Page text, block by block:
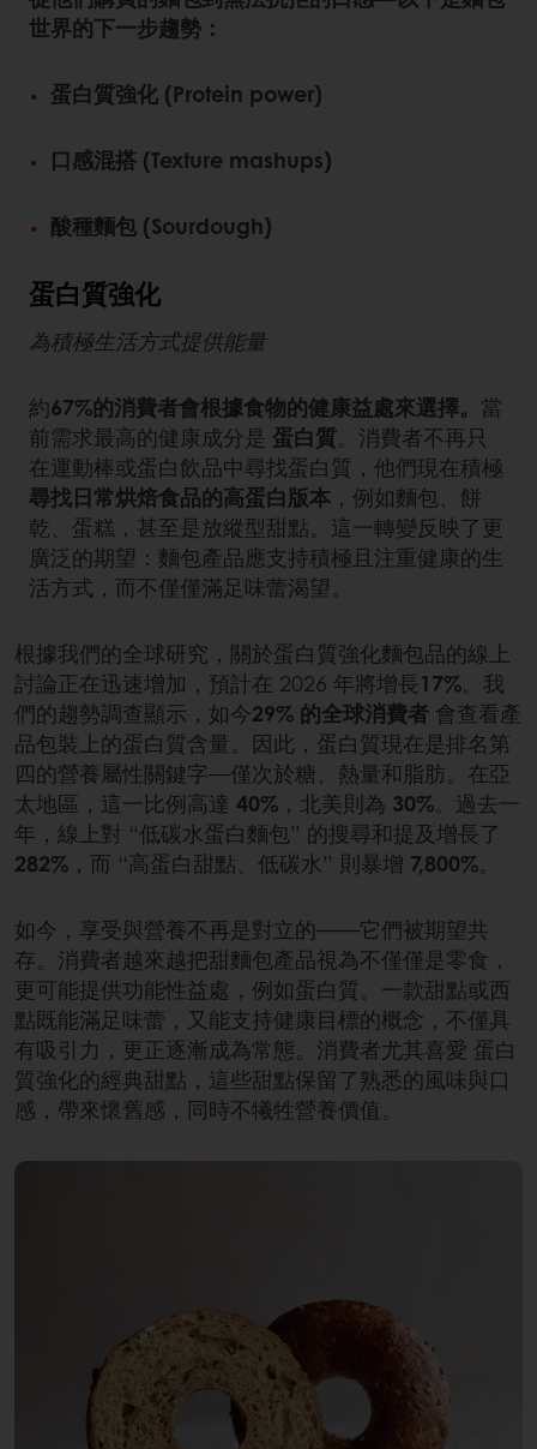
世界的下一步趨勢：
蛋白質強化 (Protein power)
口感混搭 (Texture mashups)
酸種麵包 (Sourdough)
蛋白質強化
為積極生活方式提供能量
約67%的消費者會根據食物的健康益處來選擇。 當
前需求最高的健康成分是 蛋白質。消費者不再只
在運動棒或蛋白飲品中尋找蛋白質，他們現在積極
尋找日常烘焙食品的高蛋白版本 ，例如麵包、餅
乾、蛋糕，甚至是放縱型甜點。這一轉變反映了更
廣泛的期望：麵包產品應支持積極且注重健康的生
活方式，而不僅僅滿足味蕾渴望。
根據我們的全球研究，關於蛋白質強化麵包品的線上
討論正在迅速增加，預計在 2026 年將增長17%。我
們的趨勢調查顯示，如今29% 的全球消費者 會查看產
品包裝上的蛋白質含量。因此，蛋白質現在是排名第
四的營養屬性關鍵字—僅次於糖、熱量和脂肪。在亞
太地區，這一比例高達 40% ，北美則為 30%。過去一
年，線上對 “低碳水蛋白麵包” 的搜尋和提及增長了
282% ，而 “高蛋白甜點、低碳水” 則暴增 7,800%。
如今，享受與營養不再是對立的——它們被期望共
存。消費者越來越把甜麵包產品視為不僅僅是零食，
更可能提供功能性益處，例如蛋白質。一款甜點或西
點既能滿足味蕾，又能支持健康目標的概念，不僅具
有吸引力，更正逐漸成為常態。消費者尤其喜愛 蛋白
質強化的經典甜點，這些甜點保留了熟悉的風味與口
感，帶來懷舊感，同時不犧牲營養價值。